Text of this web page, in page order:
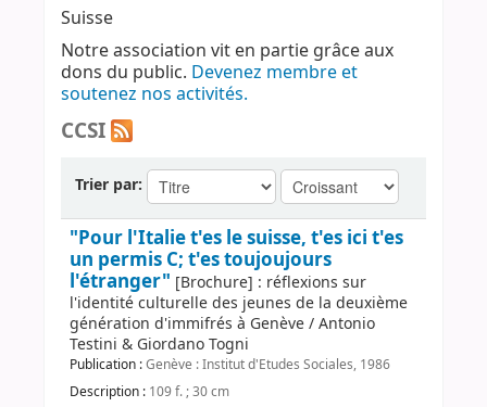
Suisse
Notre association vit en partie grâce aux
dons du public. Devenez membre et
soutenez nos activités.
CCSI
Trier par:
"Pour l'Italie t'es le suisse, t'es ici t'es
un permis C; t'es toujoujours
l'étranger" [Brochure] : réflexions sur
l'identité culturelle des jeunes de la deuxième
génération d'immifrés à Genève / Antonio
Testini & Giordano Togni
Publication :Genève : Institut d'Etudes Sociales, 1986
Description : 109 f. ; 30 cm